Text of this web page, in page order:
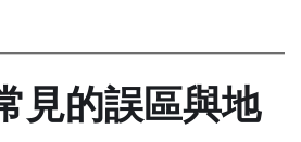
見的誤區與地